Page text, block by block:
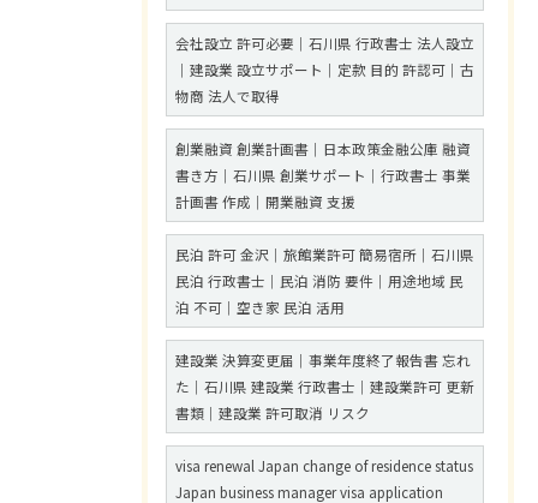
会社設立 許可必要｜石川県 行政書士 法人設立
｜建設業 設立サポート｜定款 目的 許認可｜古
物商 法人で取得
創業融資 創業計画書｜日本政策金融公庫 融資
書き方｜石川県 創業サポート｜行政書士 事業
計画書 作成｜開業融資 支援
民泊 許可 金沢｜旅館業許可 簡易宿所｜石川県
民泊 行政書士｜民泊 消防 要件｜用途地域 民
泊 不可｜空き家 民泊 活用
建設業 決算変更届｜事業年度終了報告書 忘れ
た｜石川県 建設業 行政書士｜建設業許可 更新
書類｜建設業 許可取消 リスク
visa renewal Japan change of residence status
Japan business manager visa application